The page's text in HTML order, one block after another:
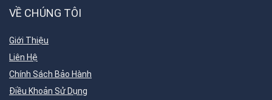
VỀ CHÚNG TÔI
Giới Thiệu
Liên Hệ
Chính Sách Bảo Hành
Điều Khoản Sử Dụng